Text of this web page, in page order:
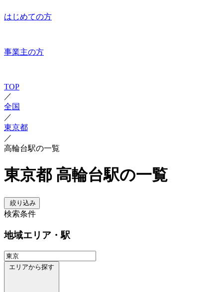
はじめての方
事業主の方
TOP
／
全国
／
東京都
／
高輪台駅の一覧
東京都 高輪台駅の一覧
絞り込み
検索条件
地域エリア・駅
エリアから探す